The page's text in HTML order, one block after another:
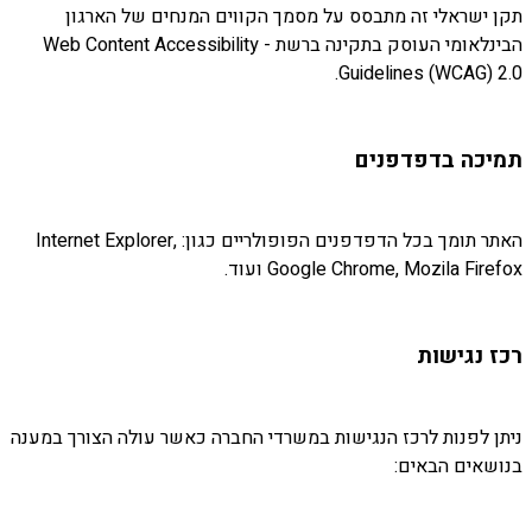
תקן ישראלי זה מתבסס על מסמך הקווים המנחים של הארגון
הבינלאומי העוסק בתקינה ברשת - Web Content Accessibility
Guidelines (WCAG) 2.0.
תמיכה בדפדפנים
האתר תומך בכל הדפדפנים הפופולריים כגון: Internet Explorer,
Google Chrome, Mozila Firefox ועוד.
רכז נגישות
ניתן לפנות לרכז הנגישות במשרדי החברה כאשר עולה הצורך במענה
בנושאים הבאים: